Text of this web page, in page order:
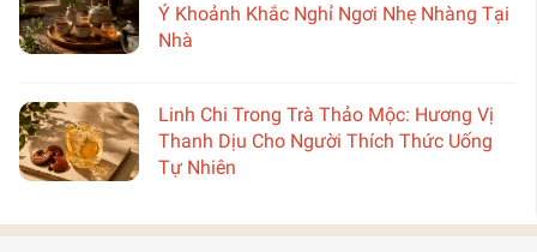
Ý Khoảnh Khắc Nghỉ Ngơi Nhẹ Nhàng Tại
Nhà
Linh Chi Trong Trà Thảo Mộc: Hương Vị
Thanh Dịu Cho Người Thích Thức Uống
Tự Nhiên